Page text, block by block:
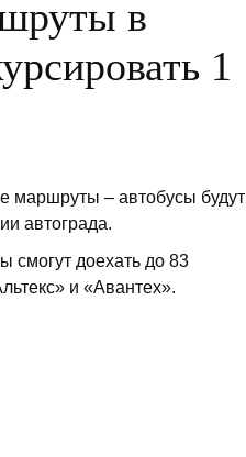
в
1
маршруты – автобусы будут
автограда.
смогут доехать до 83
и «Авантех».